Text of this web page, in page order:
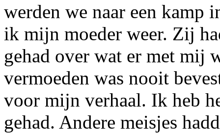
werden we naar een kamp
ik mijn moeder weer. Zij
gehad over wat er met mij
vermoeden was nooit
voor mijn verhaal. Ik heb
gehad. Andere meisjes